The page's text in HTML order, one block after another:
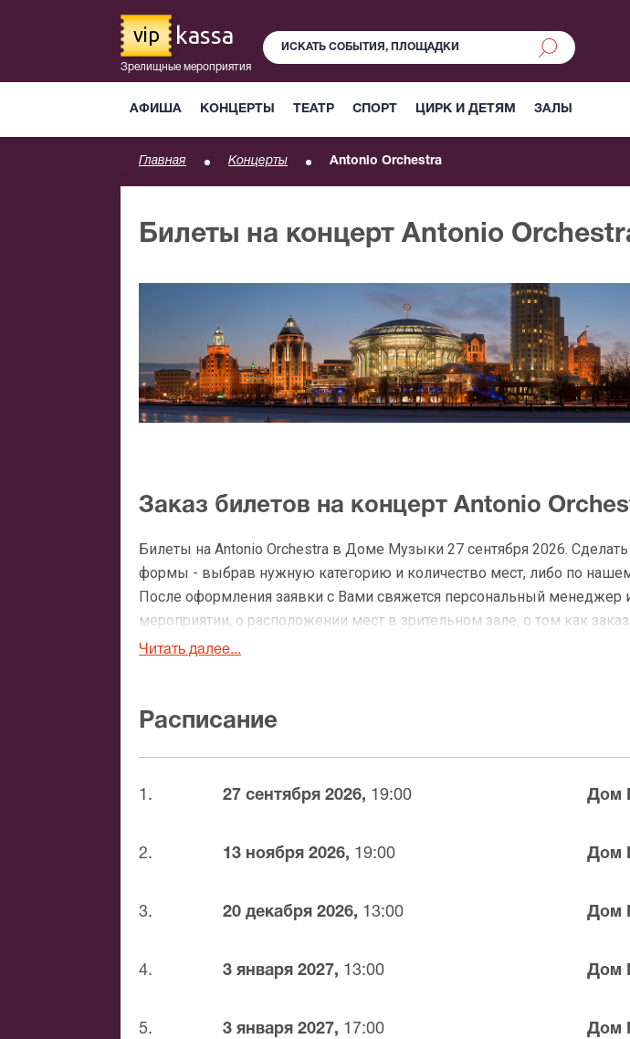
vip kassa
Зрелищные мероприятия
АФИША КОНЦЕРТЫ ТЕАТР СПОРТ ЦИРК И ДЕТЯМ ЗАЛЫ
Главная Концерты Antonio Orchestra
Билеты на концерт Antonio
Заказ билетов на концерт Antonio
Билеты на Antonio Orchestra в Доме Музыки 27 сентября 2026.
формы - выбрав нужную категорию и количество мест, либо по
После оформления заявки с Вами свяжется персональный менеджер
мероприятии, о расположении мест в зрительном зале, о том как
После бронирования билетов, ожидайте доставку по Москве в течение
доставка билетов осуществляется в пределах МКАД возле метро или
Вы можете с помощью:
Банковской картой
Наличными
На нашем сайте всегда большой выбор билетов в разные категории
Вам лучшие места по доступной цене.
Читать далее...
Расписание
1. 27 сентября 2026, 19:00 Дом
2. 13 ноября 2026, 19:00 Дом
3. 20 декабря 2026, 13:00 Дом
4. 3 января 2027, 13:00 Дом
5. 3 января 2027, 17:00 Дом